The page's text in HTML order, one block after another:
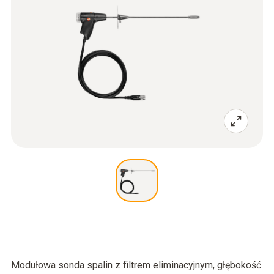
Modułowa sonda spalin z filtrem eliminacyjnym, głębokość